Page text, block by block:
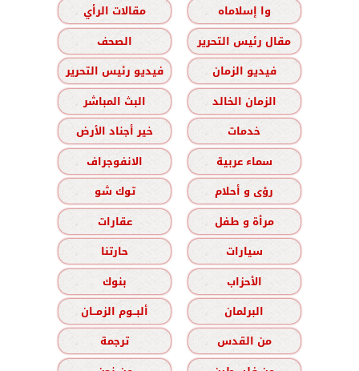
وا إسلاماه
مقالات الرأي
مقال رئيس التحرير
الصحف
فيديو الزمان
فيديو رئيس التحرير
الزمان الخالد
البث المباشر
خدمات
خير أجناد الأرض
سماء عربية
الانفوجراف
رؤى و أحلام
توك شو
مرأة و طفل
عقارات
سيارات
حارتنا
الأحزاب
بنوك
البرلمان
ألبــوم الزمــان
من القدس
ترجمة